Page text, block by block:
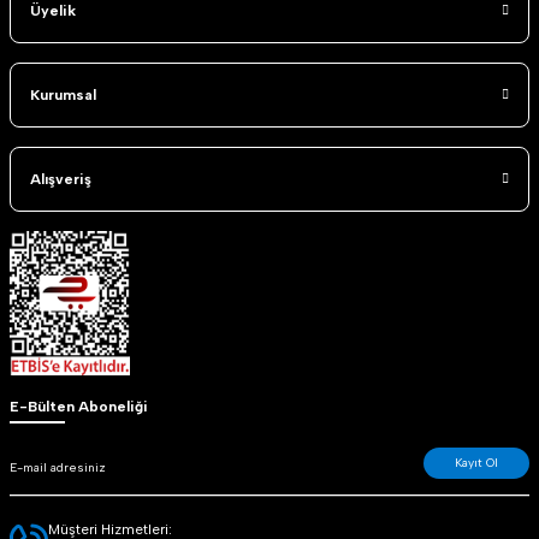
Üyelik
Kurumsal
Alışveriş
E-Bülten Aboneliği
Kayıt Ol
Müşteri Hizmetleri: